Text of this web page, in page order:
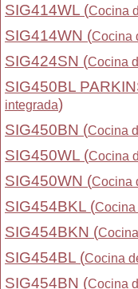
SIG414WL (Cocina
SIG414WN (Cocina
SIG424SN (Cocina
SIG450BL
integrada)
SIG450BN (Cocina
SIG450WL (Cocina
SIG450WN (Cocina
SIG454BKL (Cocina
SIG454BKN (
SIG454BL (Cocina
SIG454BN (Cocina